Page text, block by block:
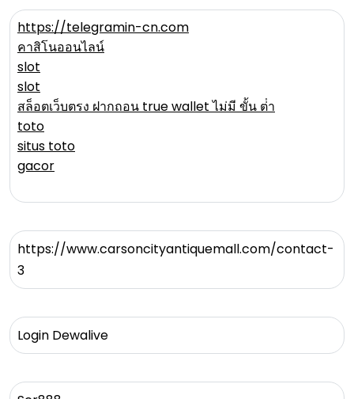
https://telegramin-cn.com
คาสิโนออนไลน์
slot
slot
สล็อตเว็บตรง ฝากถอน true wallet ไม่มี ขั้น ต่ํา
toto
situs toto
gacor
https://www.carsoncityantiquemall.com/contact-
3
Login Dewalive